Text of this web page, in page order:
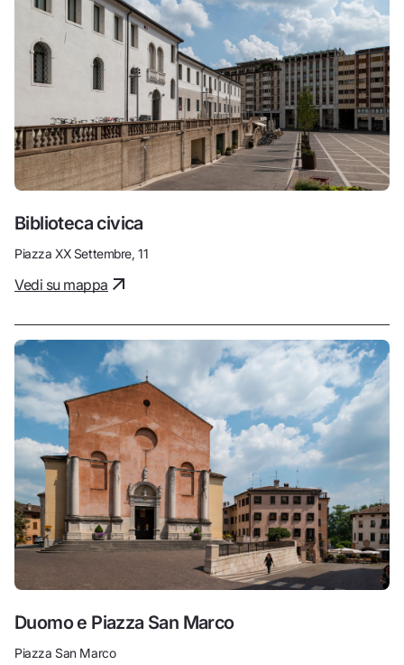
Biblioteca civica
Piazza XX Settembre, 11
Vedi su mappa
Duomo e Piazza San Marco
Piazza San Marco